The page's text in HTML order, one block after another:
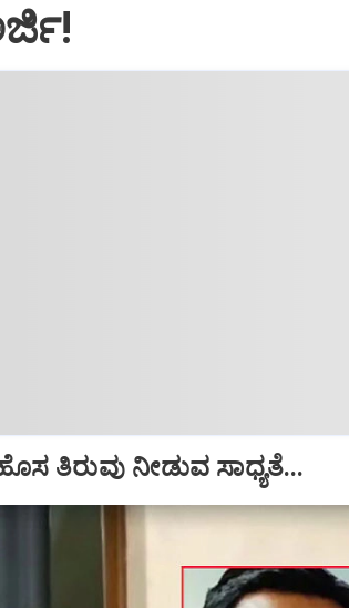
ತಿರುವು ನೀಡುವ ಸಾಧ್ಯತೆ...